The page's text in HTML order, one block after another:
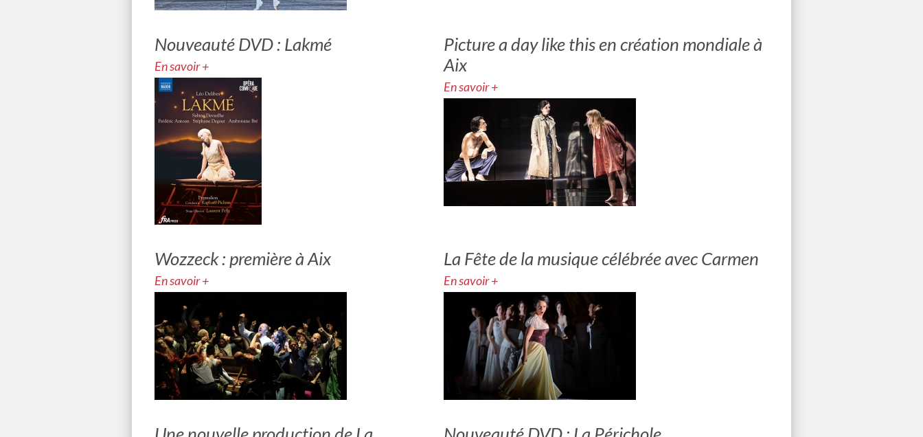
Nouveauté DVD : Lakmé
En savoir +
Picture a day like this en création mondiale à
Aix
En savoir +
Wozzeck : première à Aix
En savoir +
La Fête de la musique célébrée avec Carmen
En savoir +